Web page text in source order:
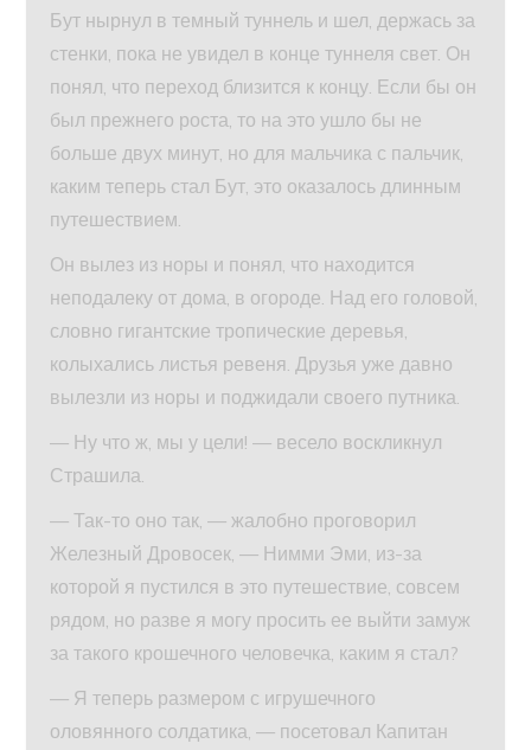
Бут нырнул в темный туннель и шел, держась за
стенки, пока не увидел в конце туннеля свет. Он
понял, что переход близится к концу. Если бы он
был прежнего роста, то на это ушло бы не
больше двух минут, но для мальчика с пальчик,
каким теперь стал Бут, это оказалось длинным
путешествием.
Он вылез из норы и понял, что находится
неподалеку от дома, в огороде. Над его головой,
словно гигантские тропические деревья,
колыхались листья ревеня. Друзья уже давно
вылезли из норы и поджидали своего путника.
— Ну что ж, мы у цели! — весело воскликнул
Страшила.
— Так-то оно так, — жалобно проговорил
Железный Дровосек, — Нимми Эми, из-за
которой я пустился в это путешествие, совсем
рядом, но разве я могу просить ее выйти замуж
за такого крошечного человечка, каким я стал?
— Я теперь размером с игрушечного
оловянного солдатика, — посетовал Капитан